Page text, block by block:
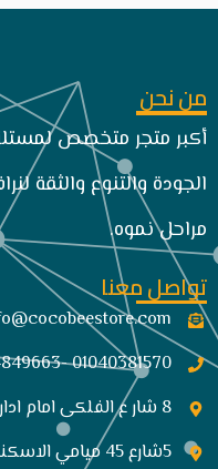
من نحن
أكبر متجر متخصص
الجودة والتنوع
مراحل نموه.
تواصل معنا
01040381570 -034849663
8 شار ع الفلكى امام ادارة الجوازات محطة الرمل الاسكندرية
5شارع 45 ميامي الاسكندريه